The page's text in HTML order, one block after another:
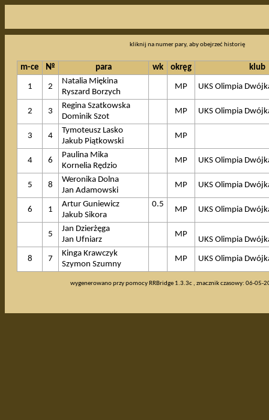
kliknij na numer pary, aby obejrzeć historię
m-ce № para wk okręg klub
1 2
Natalia Miękina
MP UKS Olimpia
Ryszard Borzych
2 3
Regina Szatkowska
MP UKS Olimpia
Dominik Szot
3 4
Tymoteusz Lasko
MP
Jakub Piątkowski
4 6
Paulina Mika
MP UKS Olimpia
Kornelia Rędzio
5 8
Weronika Dolna
MP UKS Olimpia
Jan Adamowski
6 1
Artur Guniewicz 0.5
MP UKS Olimpia
Jakub Sikora
5
Jan Dzierżęga
MP
Jan Ufniarz UKS Olimpia
8 7
Kinga Krawczyk
MP UKS Olimpia
Szymon Szumny
wygenerowano przy pomocy RRBridge 1.3.3c , znacznik czasowy: 06-05-